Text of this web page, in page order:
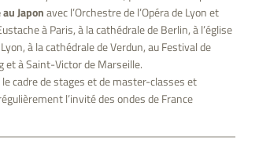
Japonavec l’Orchestre de l’Opéra de Lyon et
à Paris, à la cathédrale de Berlin, à l’église
à la cathédrale de Verdun, au Festival de
et à Saint-Victor de Marseille.
cadre de stages et de master-classes et
l’invité des ondes de France